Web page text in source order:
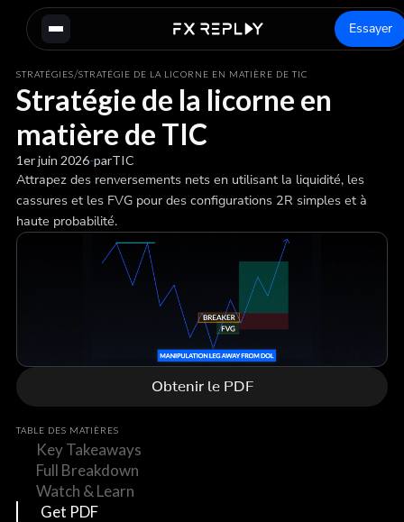
Essayer
STRATÉGIES/STRATÉGIE DE LA LICORNE EN MATIÈRE DE TIC
Stratégie de la licorne en
matière de TIC
1er juin 2026-parTIC
Attrapez des renversements nets en utilisant la liquidité, les
cassures et les FVG pour des configurations 2R simples et à
haute probabilité.
Obtenir le PDF
TABLE DES MATIÈRES
Key Takeaways
Full Breakdown
Watch & Learn
Get PDF